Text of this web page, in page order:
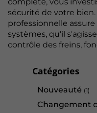
Catégories
Nouveauté (1)
Changement
sécurité de votre
professionnelle
systèmes, qu'il
contrôle des freins,